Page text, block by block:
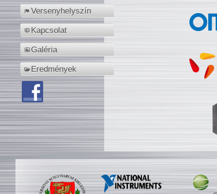
Versenyhelyszín
Kapcsolat
Galéria
Eredmények